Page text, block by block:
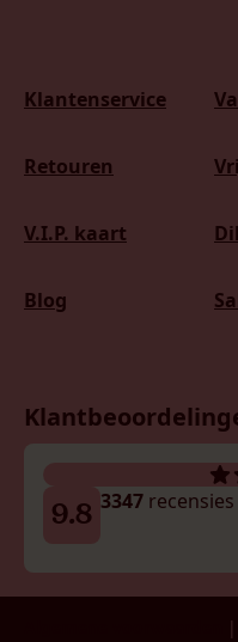
Klantenservice
Retouren
V.I.P. kaart
Blog
9.8 3347 recensies
|